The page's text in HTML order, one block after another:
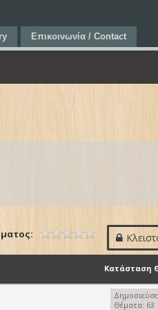
Επικοινωνία / Contact
Κατάσταση
Θέματα: 63